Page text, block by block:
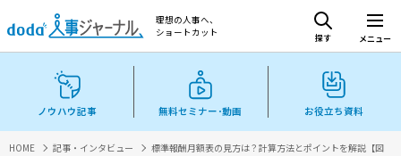
理想の人事へ、
ショートカット
探す メニュー
ノウハウ記事 無料セミナー･動画 お役立ち資料
HOME 記事・インタビュー
標準報酬月額表の見方は？計算方法とポイントを解説【図